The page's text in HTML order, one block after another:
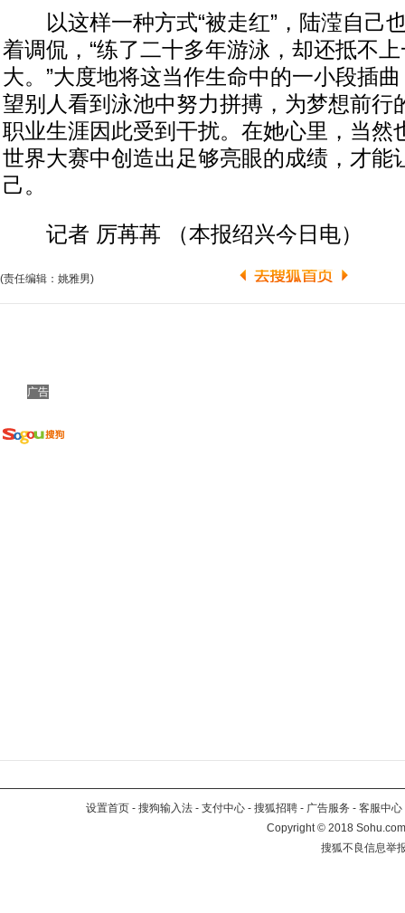
以这样一种方式“被走红”，陆滢自己
着调侃，“练了二十多年游泳，却还抵不
大。”大度地将这当作生命中的一小段插
望别人看到泳池中努力拼搏，为梦想前行
职业生涯因此受到干扰。在她心里，当然
世界大赛中创造出足够亮眼的成绩，才能
己。
记者 厉苒苒 （本报绍兴今日电）
(责任编辑：姚雅男)
广告
设置首页 - 搜狗输入法 - 支付中心 - 搜狐招聘 - 广告服务 - 客服中心
Copyright©2018
搜狐不良信息举